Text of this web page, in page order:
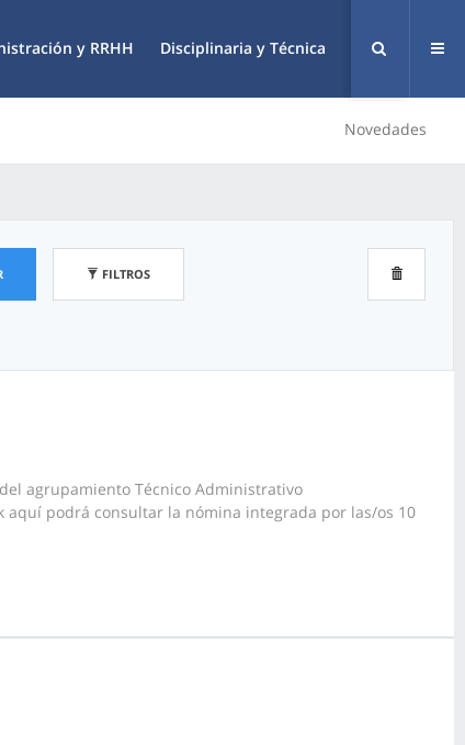
y RRHH Disciplinaria y Técnica
Novedades
FILTROS
agrupamiento Técnico Administrativo
aquí podrá consultar la nómina integrada por las/os 10